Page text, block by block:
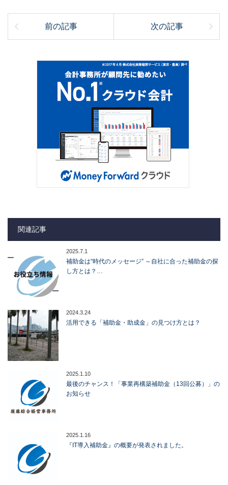
前の記事 次の記事
関連記事
2025.7.1
補助金は“時代のメッセージ” ～自社に合った補助金の探
し方とは？…
2024.3.24
活用できる「補助金・助成金」の見つけ方とは？
2025.1.10
最後のチャンス！「事業再構築補助金（13回公募）」の
お知らせ
2025.1.16
『IT導入補助金』の概要が発表されました。